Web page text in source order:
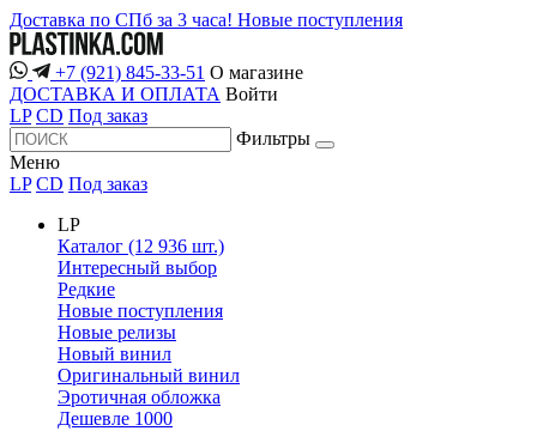
Доставка по СПб за 3 часа! Новые поступления
+7 (921) 845-33-51 О магазине
ДОСТАВКА И ОПЛАТА Войти
LP CD Под заказ
Фильтры
Меню
LP CD Под заказ
LP
Каталог (12 936 шт.)
Интересный выбор
Редкие
Новые поступления
Новые релизы
Новый винил
Оригинальный винил
Эротичная обложка
Дешевле 1000